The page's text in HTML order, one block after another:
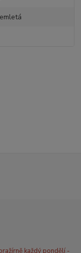
každý pondělí -